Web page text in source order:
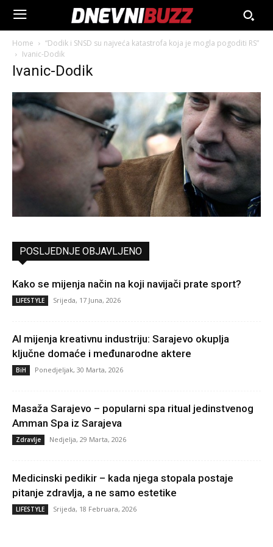
Home
“Dodik i SNSD su najveća katastrofa koja je mogla pogoditi RS”
Ivanic-Dodik
Ivanic-Dodik
POSLJEDNJE OBJAVLJENO
Kako se mijenja način na koji navijači prate sport?
LIFESTYLE Srijeda, 17 Juna, 2026
AI mijenja kreativnu industriju: Sarajevo okuplja
ključne domaće i međunarodne aktere
BiH Ponedjeljak, 30 Marta, 2026
Masaža Sarajevo – popularni spa ritual jedinstvenog
Amman Spa iz Sarajeva
Zdravlje Nedjelja, 29 Marta, 2026
Medicinski pedikir – kada njega stopala postaje
pitanje zdravlja, a ne samo estetike
LIFESTYLE Srijeda, 18 Februara, 2026